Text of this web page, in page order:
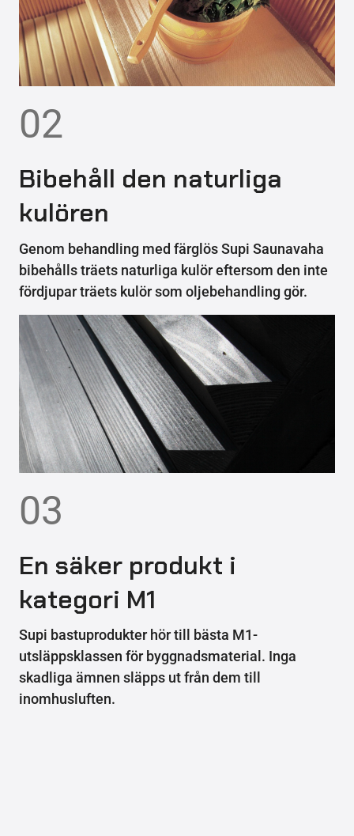
02
Bibehåll den naturliga
kulören
Genom behandling med färglös Supi Saunavaha
bibehålls träets naturliga kulör eftersom den inte
fördjupar träets kulör som oljebehandling gör.
03
En säker produkt i
kategori M1
Supi bastuprodukter hör till bästa M1-
utsläppsklassen för byggnadsmaterial. Inga
skadliga ämnen släpps ut från dem till
inomhusluften.